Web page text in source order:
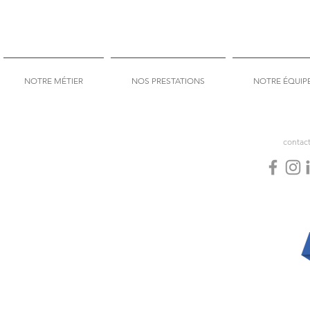
NOTRE MÉTIER NOS PRESTATIONS NOTRE